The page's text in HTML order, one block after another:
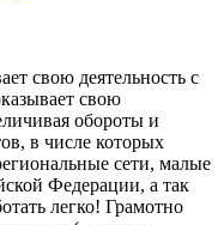
свою деятельность с
свою
обороты и
в числе которых
сети, малые
Федерации, а так
легко! Грамотно